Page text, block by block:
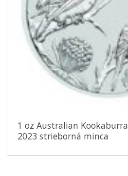
1 oz Australian Kookaburra
2023 strieborná minca